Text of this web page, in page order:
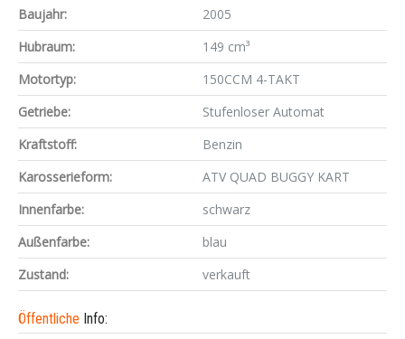
Baujahr:
2005
Hubraum:
149 cm³
Motortyp:
150CCM 4-TAKT
Getriebe:
Stufenloser Automat
Kraftstoff:
Benzin
Karosserieform:
ATV QUAD BUGGY KART
Innenfarbe:
schwarz
Außenfarbe:
blau
Zustand:
verkauft
Öffentliche Info: